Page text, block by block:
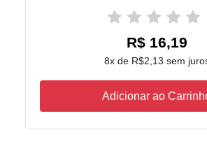
R$ 16,19
8x de R$2,13 sem
Adicionar ao